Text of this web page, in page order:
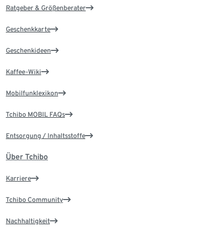
Ratgeber & Größenberater
Geschenkkarte
Geschenkideen
Kaffee-Wiki
Mobilfunklexikon
Tchibo MOBIL FAQs
Entsorgung / Inhaltsstoffe
Über Tchibo
Karriere
Tchibo Community
Nachhaltigkeit